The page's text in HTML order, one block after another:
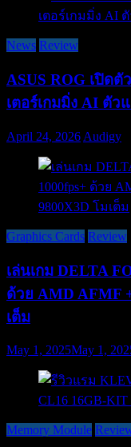
News Review
ASUS ROG เปิดตั
เตอร์เกมมิ่ง AI ตัว
April 24, 2026 Audigy
Graphics Cards Review
เล่นเกม DELTA
ด้วย AMD AFMF
เต็ม
May 1, 2025May 1,
Memory Module